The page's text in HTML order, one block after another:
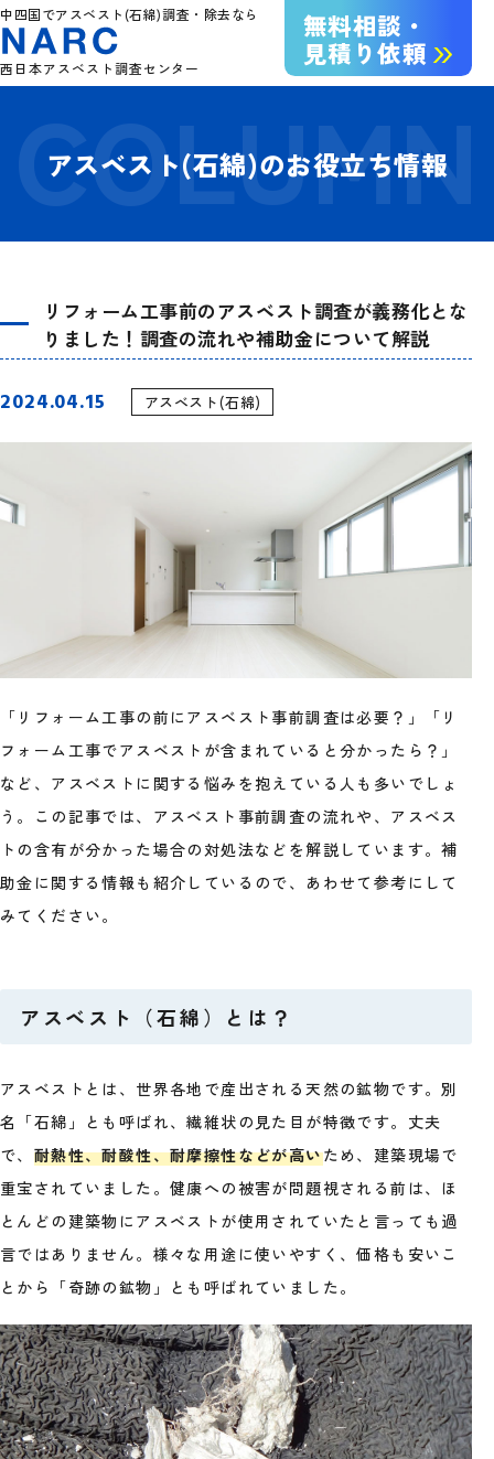
中四国でアスベスト(石綿)調査・除去なら
西日本アスベスト調査センター
無料相談・
見積り依頼
アスベスト(石綿)のお役立ち情報
リフォーム工事前のアスベスト調査が義務化とな
りました！調査の流れや補助金について解説
2024.04.15 アスベスト(石綿)
「リフォーム工事の前にアスベスト事前調査は必要？」「リ
フォーム工事でアスベストが含まれていると分かったら？」
など、アスベストに関する悩みを抱えている人も多いでしょ
う。この記事では、アスベスト事前調査の流れや、アスベス
トの含有が分かった場合の対処法などを解説しています。補
助金に関する情報も紹介しているので、あわせて参考にして
みてください。
アスベスト（石綿）とは？
アスベストとは、世界各地で産出される天然の鉱物です。別
名「石綿」とも呼ばれ、繊維状の見た目が特徴です。丈夫
で、 耐熱性、耐酸性、耐摩擦性などが高いため、建築現場で
重宝されていました。健康への被害が問題視される前は、ほ
とんどの建築物にアスベストが使用されていたと言っても過
言ではありません。様々な用途に使いやすく、価格も安いこ
とから「奇跡の鉱物」とも呼ばれていました。